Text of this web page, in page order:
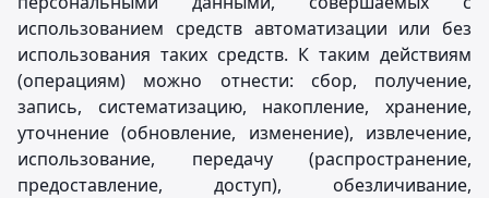
использованием средств автоматизации или без
использования таких средств. К таким действиям
(операциям) можно отнести: сбор, получение,
запись, систематизацию, накопление, хранение,
уточнение (обновление, изменение), извлечение,
использование, передачу (распространение,
предоставление, доступ), обезличивание,